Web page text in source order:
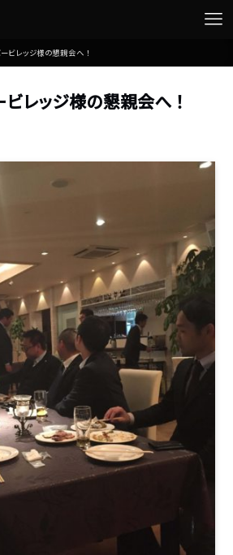
ビレッジ様の懇親会へ！
レッジ様の懇親会へ！